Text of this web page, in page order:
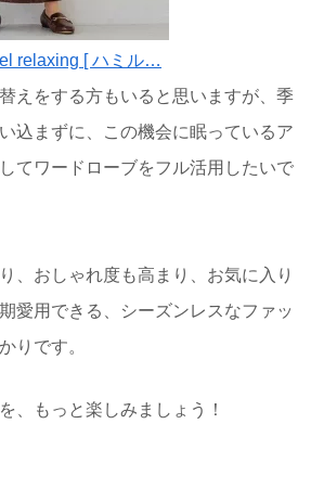
relaxing [ ハミル…
えをする方もいると思いますが、季
込まずに、この機会に眠っているア
てワードローブをフル活用したいで
、おしゃれ度も高まり、お気に入り
愛用できる、シーズンレスなファッ
りです。
、もっと楽しみましょう！